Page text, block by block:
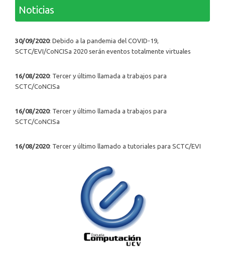
Noticias
30/09/2020: Debido a la pandemia del COVID-19,
SCTC/EVI/CoNCISa 2020 serán eventos totalmente virtuales
16/08/2020: Tercer y último llamada a trabajos para
SCTC/CoNCISa
16/08/2020: Tercer y último llamada a trabajos para
SCTC/CoNCISa
16/08/2020: Tercer y último llamado a tutoriales para SCTC/EVI